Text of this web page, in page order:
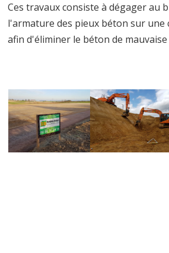
Ces travaux consiste à dégager au
l'armature des pieux béton sur
afin d'éliminer le béton de